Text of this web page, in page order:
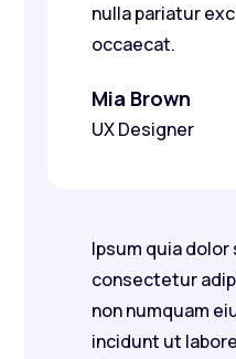
nulla pariatur
occaecat.
Mia Brown
UX Designer
Ipsum quia
consectetur
non numquam
incidunt ut